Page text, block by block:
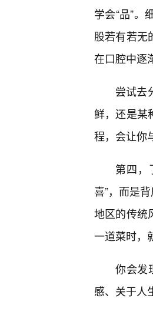
学会“品”。
股若有若无
在口腔中逐
尝试去
鲜，还是某
程，会让你
第四，
喜”，而是
地区的传统
一道菜时，
你会发
感、关于人